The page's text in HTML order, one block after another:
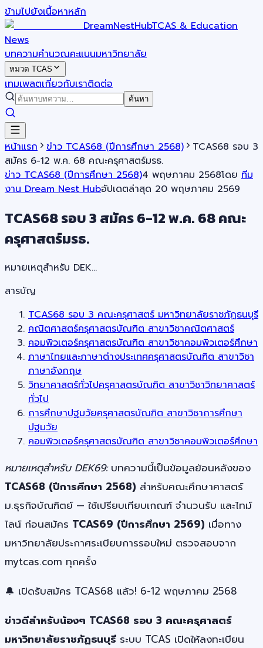
ข้ามไปยังเนื้อหาหลัก
DreamNestHubTCAS & Education
News
บทความคำนวณคะแนนมหาวิทยาลัย
หมวด TCAS
เทมเพลตเกี่ยวกับเราติดต่อ
ค้นหา
หน้าแรก ข่าว TCAS68 (ปีการศึกษา 2568)
TCAS68 รอบ 3
สมัคร 6-12 พ.ค. 68 คณะครุศาสตร์มรธ.
ข่าว TCAS68 (ปีการศึกษา 2568)4 พฤษภาคม 2568โดย ทีม
งาน Dream Nest Hubอัปเดตล่าสุด 20 พฤษภาคม 2569
TCAS68 รอบ 3 สมัคร 6-12 พ.ค. 68 คณะ
ครุศาสตร์มรธ.
หมายเหตุสำหรับ DEK…
สารบัญ
TCAS68 รอบ 3 คณะครุศาสตร์ มหาวิทยาลัยราชภัฏธนบุรี
คณิตศาสตร์ครุศาสตรบัณฑิต สาขาวิชาคณิตศาสตร์
คอมพิวเตอร์ครุศาสตรบัณฑิต สาขาวิชาคอมพิวเตอร์ศึกษา
ภาษาไทยและภาษาต่างประเทศครุศาสตรบัณฑิต สาขาวิชา
ภาษาอังกฤษ
วิทยาศาสตร์ทั่วไปครุศาสตรบัณฑิต สาขาวิชาวิทยาศาสตร์
ทั่วไป
การศึกษาปฐมวัยครุศาสตรบัณฑิต สาขาวิชาการศึกษา
ปฐมวัย
คอมพิวเตอร์ครุศาสตรบัณฑิต สาขาวิชาคอมพิวเตอร์ศึกษา
หมายเหตุสำหรับ DEK69:บทความนี้เป็นข้อมูลย้อนหลังของ
TCAS68 (ปีการศึกษา 2568) สำหรับคณะศึกษาศาสตร์
ม.ธุรกิจบัณฑิตย์ — ใช้เปรียบเทียบเกณฑ์ จำนวนรับ และไทม์
ไลน์ ก่อนสมัคร TCAS69 (ปีการศึกษา 2569) เมื่อทาง
มหาวิทยาลัยประกาศระเบียบการรอบใหม่ ตรวจสอบจาก
mytcas.com ทุกครั้ง
🔔 เปิดรับสมัคร TCAS68 แล้ว! 6-12 พฤษภาคม 2568
ข่าวดีสำหรับน้องๆ TCAS68 รอบ 3 คณะครุศาสตร์
มหาวิทยาลัยราชภัฏธนบุรี ระบบ TCAS เปิดให้ลงทะเบียน